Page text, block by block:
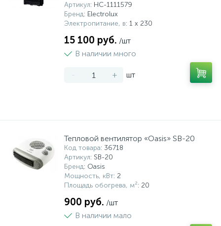
Артикул: НС-1111579
Бренд: Electrolux
Электропитание, в: 1 x 230
15 100 руб. /шт
В наличии много
- + шт
Тепловой вентилятор «Oasis» SB-20
Код товара: 36718
Артикул: SB-20
Бренд: Oasis
Мощность, кВт: 2
Площадь обогрева, м²: 20
900 руб. /шт
В наличии мало